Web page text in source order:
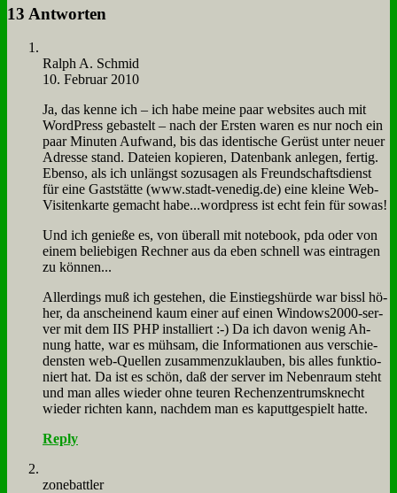
13 Antworten
Ralph A. Schmid
10. Februar 2010
Ja, das ken­ne ich – ich ha­be mei­ne paar web­sites auch mit
Word­Press ge­ba­stelt – nach der Er­sten wa­ren es nur noch ein
paar Mi­nu­ten Auf­wand, bis das iden­ti­sche Ge­rüst un­ter neu­er
Adres­se stand. Da­tei­en ko­pie­ren, Da­ten­bank an­le­gen, fer­tig.
Eben­so, als ich un­längst so­zu­sa­gen als Freund­schafts­dienst
für ei­ne Gast­stät­te (www.stadt-venedig.de) ei­ne klei­ne Web-
Vi­si­ten­kar­te ge­macht habe...wordpress ist echt fein für so­was!
Und ich ge­nie­ße es, von über­all mit note­book, pda oder von
ei­nem be­lie­bi­gen Rech­ner aus da eben schnell was ein­tra­gen
zu kön­nen...
Al­ler­dings muß ich ge­ste­hen, die Ein­stiegs­hür­de war bissl hö­
her, da an­schei­nend kaum ei­ner auf ei­nen Win­dows­2000-ser­
ver mit dem IIS PHP in­stal­liert :-) Da ich da­von we­nig Ah­
nung hat­te, war es müh­sam, die In­for­ma­tio­nen aus ver­schie­
den­sten web-Quel­len zu­sam­men­zu­klau­ben, bis al­les funk­tio­
niert hat. Da ist es schön, daß der ser­ver im Ne­ben­raum steht
und man al­les wie­der oh­ne teu­ren Re­chen­zen­trums­knecht
wie­der rich­ten kann, nach­dem man es ka­putt­ge­spielt hat­te.
Reply
zone­batt­ler